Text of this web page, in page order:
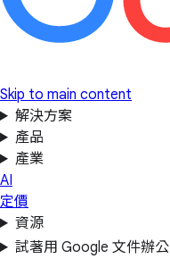
Skip to main content
解決方案
產品
產業
AI
定價
資源
試著用 Google 文件辦公